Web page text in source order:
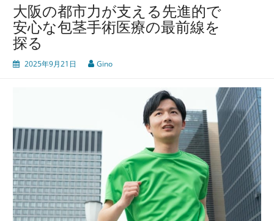
大阪の都市力が支える先進的で
安心な包茎手術医療の最前線を
探る
2025年9月21日 Gino